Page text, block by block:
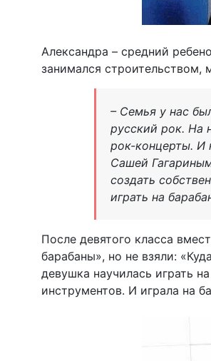
Александра – средний
занимался строительством,
– Семья у нас
русский рок. На
рок-концерты. И
Сашей
создать
играть на
После девятого класса
барабаны», но не взяли:
девушка научилась играть
инструментов. И играла на